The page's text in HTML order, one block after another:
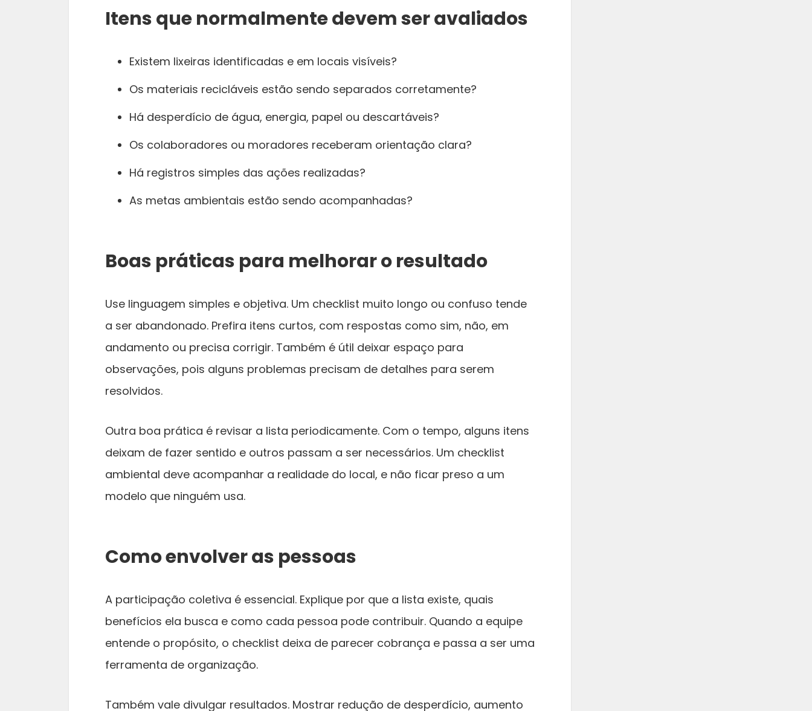
Itens que normalmente devem ser avaliados
Existem lixeiras identificadas e em locais visíveis?
Os materiais recicláveis estão sendo separados corretamente?
Há desperdício de água, energia, papel ou descartáveis?
Os colaboradores ou moradores receberam orientação clara?
Há registros simples das ações realizadas?
As metas ambientais estão sendo acompanhadas?
Boas práticas para melhorar o resultado
Use linguagem simples e objetiva. Um checklist muito longo ou confuso tende
a ser abandonado. Prefira itens curtos, com respostas como sim, não, em
andamento ou precisa corrigir. Também é útil deixar espaço para
observações, pois alguns problemas precisam de detalhes para serem
resolvidos.
Outra boa prática é revisar a lista periodicamente. Com o tempo, alguns itens
deixam de fazer sentido e outros passam a ser necessários. Um checklist
ambiental deve acompanhar a realidade do local, e não ficar preso a um
modelo que ninguém usa.
Como envolver as pessoas
A participação coletiva é essencial. Explique por que a lista existe, quais
benefícios ela busca e como cada pessoa pode contribuir. Quando a equipe
entende o propósito, o checklist deixa de parecer cobrança e passa a ser uma
ferramenta de organização.
Também vale divulgar resultados. Mostrar redução de desperdício, aumento